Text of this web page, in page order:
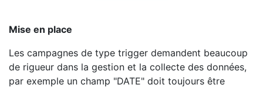
Mise en place
Les campagnes de type trigger demandent beaucoup
de rigueur dans la gestion et la collecte des données,
par exemple un champ "DATE" doit toujours être